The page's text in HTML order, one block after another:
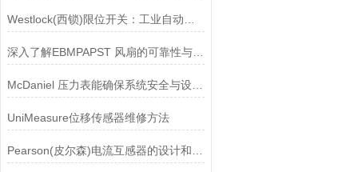
深入了解EBMPAPST 风扇的可靠性与耐用性
McDaniel 压力表能确保系统安全与设备寿命延长
UniMeasure位移传感器维修方法